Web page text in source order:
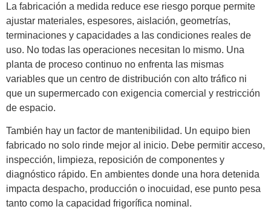
La fabricación a medida reduce ese riesgo porque permite
ajustar materiales, espesores, aislación, geometrías,
terminaciones y capacidades a las condiciones reales de
uso. No todas las operaciones necesitan lo mismo. Una
planta de proceso continuo no enfrenta las mismas
variables que un centro de distribución con alto tráfico ni
que un supermercado con exigencia comercial y restricción
de espacio.
También hay un factor de mantenibilidad. Un equipo bien
fabricado no solo rinde mejor al inicio. Debe permitir acceso,
inspección, limpieza, reposición de componentes y
diagnóstico rápido. En ambientes donde una hora detenida
impacta despacho, producción o inocuidad, ese punto pesa
tanto como la capacidad frigorífica nominal.